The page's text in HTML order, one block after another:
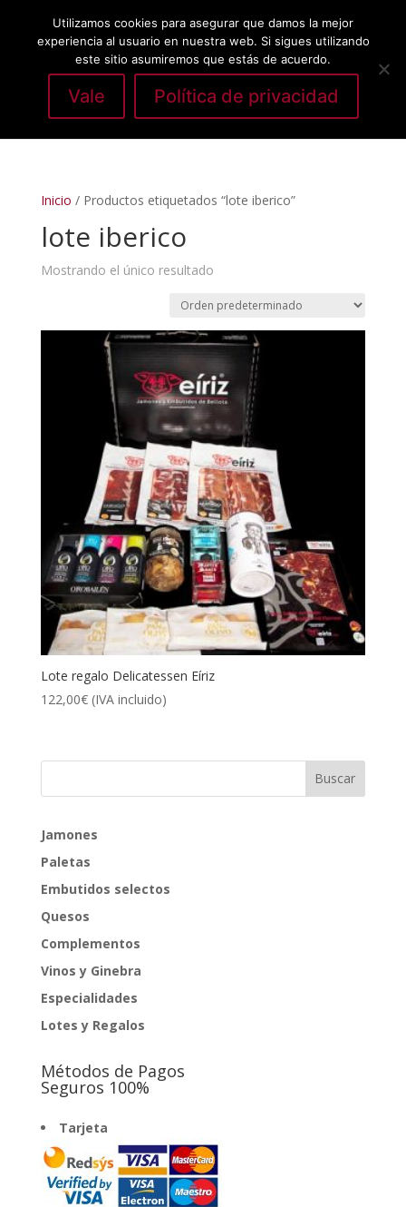
Seleccionar página
Inicio / Productos etiquetados “lote iberico”
lote iberico
Mostrando el único resultado
Lote regalo Delicatessen Eíriz
122,00€ (IVA incluido)
Jamones
Paletas
Embutidos selectos
Quesos
Complementos
Vinos y Ginebra
Especialidades
Lotes y Regalos
Métodos de Pagos
Seguros 100%
Tarjeta
Utilizamos cookies para asegurar que damos la mejor
experiencia al usuario en nuestra web. Si sigues utilizando
este sitio asumiremos que estás de acuerdo.
Vale Política de privacidad